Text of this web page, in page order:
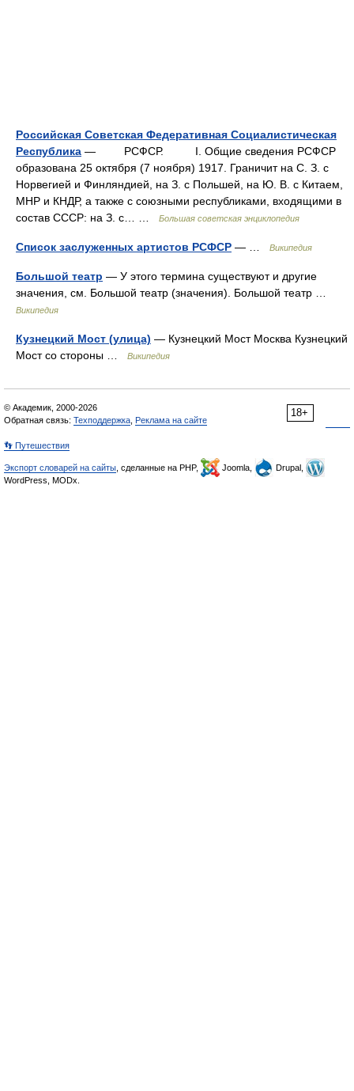
Российская Советская Федеративная Социалистическая
Республика — РСФСР. I. Общие сведения РСФСР
образована 25 октября (7 ноября) 1917. Граничит на С. З. с
Норвегией и Финляндией, на З. с Польшей, на Ю. В. с Китаем,
МНР и КНДР, а также с союзными республиками, входящими в
состав СССР: на З. с… …
Большая советская энциклопедия
Список заслуженных артистов РСФСР — … Википедия
Большой театр — У этого термина существуют и другие
значения, см. Большой театр (значения). Большой театр …
Википедия
Кузнецкий Мост (улица) — Кузнецкий Мост Москва Кузнецкий
Мост со стороны …
Википедия
18+
© Академик, 2000-2026
Обратная связь: Техподдержка Реклама на сайте
👣 Путешествия
Экспорт словарей на сайты , сделанные на PHP, Joomla,
Drupal,
WordPress, MODx.